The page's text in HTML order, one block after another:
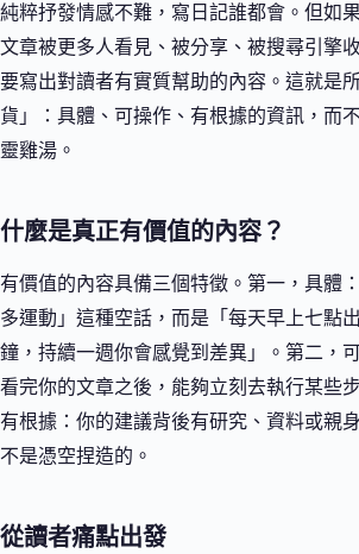
純粹抒發情感不難，寫日記誰都會。但如
文章被更多人看見、被分享、被搜尋引擎
要寫出對讀者有實質幫助的內容。這就是
貨」：具體、可操作、有根據的資訊，而
靈雞湯。
什麼是真正有價值的內容？
有價值的內容具備三個特徵。第一，具體
多運動」這種空話，而是「每天早上七點
鐘，持續一週你會感覺到差異」。第二，
看完你的文章之後，能夠立刻去執行某些
有根據：你的建議背後有研究、資料或親
不是憑空捏造的。
從讀者痛點出發